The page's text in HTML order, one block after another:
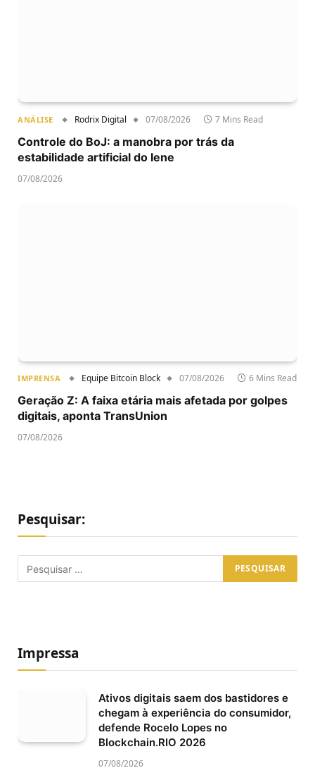
ANÁLISE Rodrix Digital 07/08/2026 7 Mins Read
Controle do BoJ: a manobra por trás da
estabilidade artificial do Iene
07/08/2026
IMPRENSA Equipe Bitcoin Block 07/08/2026 6 Mins Read
Geração Z: A faixa etária mais afetada por golpes
digitais, aponta TransUnion
07/08/2026
Pesquisar:
Impressa
Ativos digitais saem dos bastidores e
chegam à experiência do consumidor,
defende Rocelo Lopes no
Blockchain.RIO 2026
07/08/2026